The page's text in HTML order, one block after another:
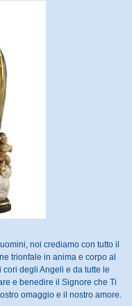
noi crediamo con tutto il
trionfale in anima e corpo al
degli Angeli e da tutte le
e benedire il Signore che Ti
omaggio e il nostro amore.